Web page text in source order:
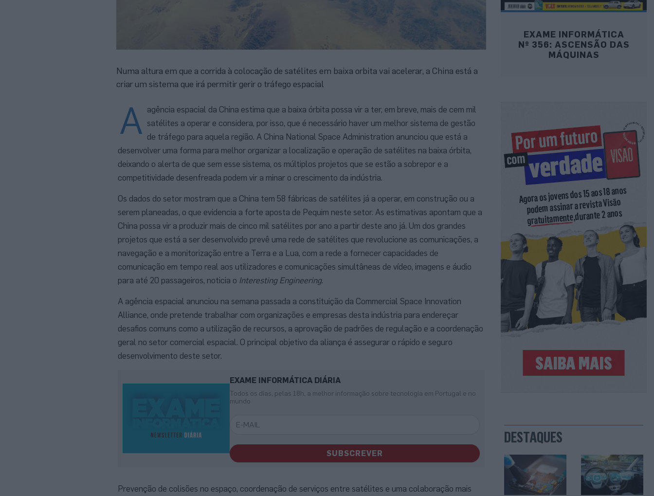
Numa altura em que a corrida à colocação de satélites em baixa orbita vai acelerar, a China está a
criar um sistema que irá permitir gerir o tráfego espacial
A agência espacial da China estima que a baixa órbita possa vir a ter, em breve, mais de cem mil
satélites a operar e considera, por isso, que é necessário haver um melhor sistema de gestão
de tráfego para aquela região. A China National Space Administration anunciou que está a
desenvolver uma forma para melhor organizar a localização e operação de satélites na baixa órbita,
deixando o alerta de que sem esse sistema, os múltiplos projetos que se estão a sobrepor e a
competitividade desenfreada podem vir a minar o crescimento da indústria.
Os dados do setor mostram que a China tem 58 fábricas de satélites já a operar, em construção ou a
serem planeadas, o que evidencia a forte aposta de Pequim neste setor. As estimativas apontam que a
China possa vir a produzir mais de cinco mil satélites por ano a partir deste ano já. Um dos grandes
projetos que está a ser desenvolvido prevê uma rede de satélites que revolucione as comunicações, a
navegação e a monitorização entre a Terra e a Lua, com a rede a fornecer capacidades de
comunicação em tempo real aos utilizadores e comunicações simultâneas de vídeo, imagens e áudio
para até 20 passageiros, noticia o Interesting Engineering.
A agência espacial anunciou na semana passada a constituição da Commercial Space Innovation
Alliance, onde pretende trabalhar com organizações e empresas desta indústria para endereçar
desafios comuns como a utilização de recursos, a aprovação de padrões de regulação e a coordenação
geral no setor comercial espacial. O principal objetivo da aliança é assegurar o rápido e seguro
desenvolvimento deste setor.
EXAME INFORMÁTICA DIÁRIA
Todos os dias, pelas 18h, a melhor informação sobre tecnologia em Portugal e no
mundo
SUBSCREVER
Prevenção de colisões no espaço, coordenação de serviços entre satélites e uma colaboração mais
EXAME INFORMÁTICA
Nº 356: ASCENSÃO DAS
MÁQUINAS
DESTAQUES